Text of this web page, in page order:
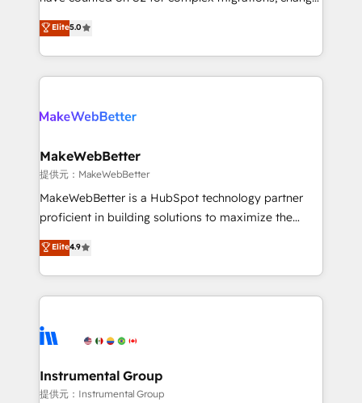
management, systems integration, and creative
solutions that deliver measurable impact and
transform brand experiences As one of the few full-
service creative agencies in the HubSpot
winning design to build scalable, globally
marketing campaigns, & RevOps frameworks that
fuel long-term success We connect the entire
customer lifecycle through seamless integrations,
ensure long-term adoption with change-
and service to drive sustainable growth With 6 key
HubSpot accreditations and experience across
teams has worked with clients just like you Let’s
explore whether S2 is the partner you’ve been
Elite5.0
MakeWebBetter
提供元：MakeWebBetter
MakeWebBetter is a HubSpot technology partner
proficient in building solutions to maximize the
operational efficiency of HubSpot. The fastest-
growing tech-enabler & facilitator, MakeWebBetter,
hands you the blend of HubSpot expertise &
eminent solutions & integrations. Trust us to
Elite Partners with 10+ years of HubSpot experience
Premier Partner 2023 🌟5 HubSpot Accreditations 🌟
Won HubSpot Theme Challenge 2021 🌟INBOUND’19
Elite4.9
Instrumental Group
提供元：Instrumental Group